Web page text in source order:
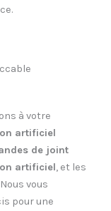
à votre
artificiel
de joint
artificiel, et les
Nous vous
pour une